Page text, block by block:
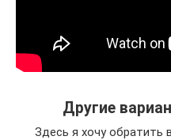
Другие
Здесь я хочу обратить